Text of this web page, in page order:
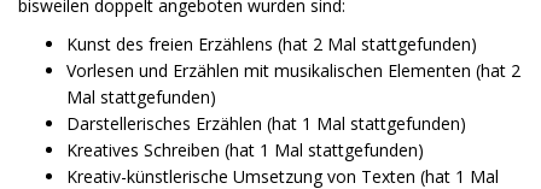
bisweilen doppelt angeboten wurden sind:
Kunst des freien Erzählens (hat 2 Mal stattgefunden)
Vorlesen und Erzählen mit musikalischen Elementen (hat 2
Mal stattgefunden)
Darstellerisches Erzählen (hat 1 Mal stattgefunden)
Kreatives Schreiben (hat 1 Mal stattgefunden)
Kreativ-künstlerische Umsetzung von Texten (hat 1 Mal